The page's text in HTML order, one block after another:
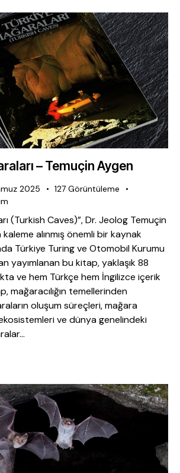
– Temuçin Aygen
2025 127 Görüntüleme
(Turkish Caves)”, Dr. Jeolog Temuçin
alınmış önemli bir kaynak
Türkiye Turing ve Otomobil Kurumu
yayımlanan bu kitap, yaklaşık 88
ve hem Türkçe hem İngilizce içerik
mağaracılığın temellerinden
oluşum süreçleri, mağara
ve dünya genelindeki